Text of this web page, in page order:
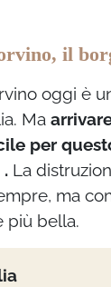
il
oggi è
Ma
per
La
ma
più bella.